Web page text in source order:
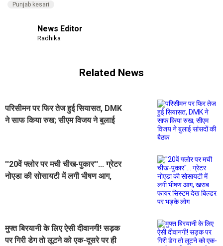
Punjab kesari
News Editor
Radhika
Related News
परिसीमन पर फिर तेज हुई सियासत, DMK
ने साफ किया रुख; सीएम विजय ने बुलाई
''20वें फ्लोर पर मची चीख-पुकार''... ग्रेटर
नोएडा की सोसायटी में लगी भीषण आग,
मुफ्त बिरयानी के लिए ऐसी दीवानगी! सड़क
पर गिरी डेग तो लूटने को एक-दूसरे पर ही